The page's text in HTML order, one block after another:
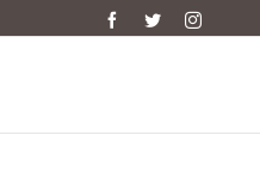
FacebookTwitterInstagram